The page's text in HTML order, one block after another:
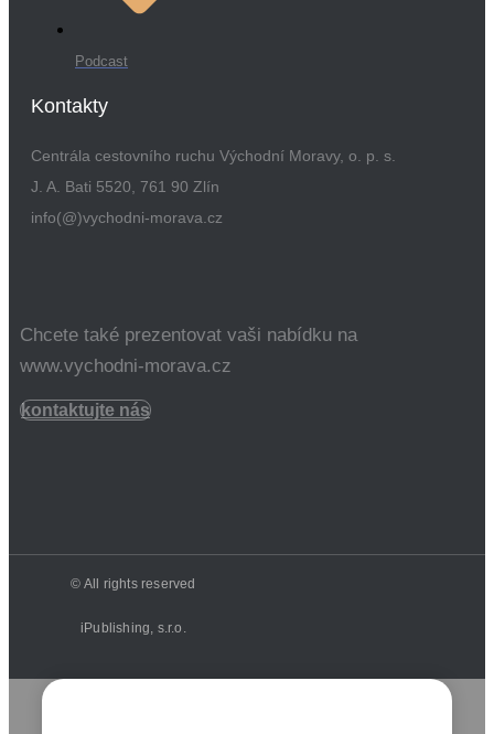
Podcast
Kontakty
Centrála cestovního ruchu Východní Moravy, o. p. s.
J. A. Bati 5520, 761 90 Zlín
info(@)vychodni-morava.cz
Chcete také prezentovat vaši nabídku na
www.vychodni-morava.cz
kontaktujte nás
© All rights reserved
iPublishing, s.r.o.